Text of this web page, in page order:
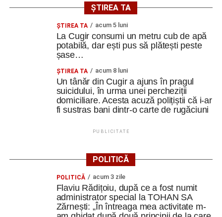
ȘTIREA TA
ȘTIREA TA acum 5 luni
La Cugir consumi un metru cub de apă
potabilă, dar ești pus să plătești peste
șase…
ȘTIREA TA acum 8 luni
Un tânăr din Cugir a ajuns în pragul
suicidului, în urma unei percheziții
domiciliare. Acesta acuză polițiștii că i-ar
fi sustras bani dintr-o carte de rugăciuni
PUBLICITATE
POLITICĂ
POLITICĂ acum 3 zile
Flaviu Rădițoiu, după ce a fost numit
administrator special la TOHAN SA
Zărnești: „În întreaga mea activitate m-